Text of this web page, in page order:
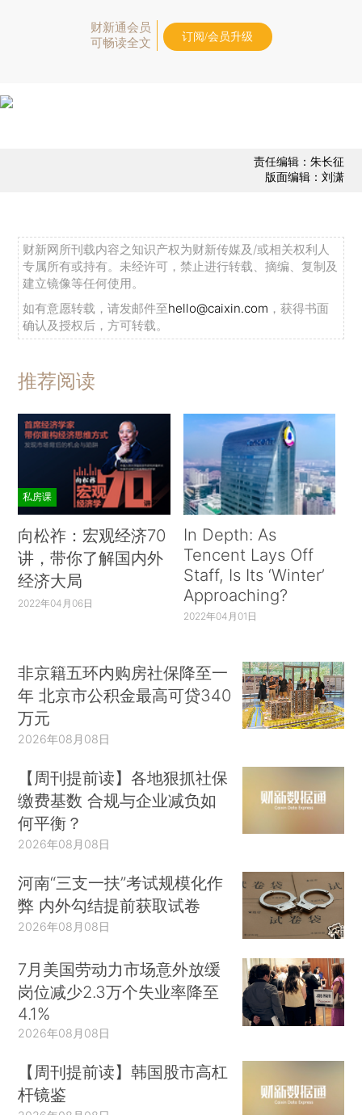
财新通会员
可畅读全文
订阅/会员升级
责任编辑：朱长征
版面编辑：刘潇
财新网所刊载内容之知识产权为财新传媒及/或相关权利人
专属所有或持有。未经许可，禁止进行转载、摘编、复制及
建立镜像等任何使用。
如有意愿转载，请发邮件至hello@caixin.com ，获得书面
确认及授权后，方可转载。
推荐阅读
私房课
向松祚：宏观经济70
讲，带你了解国内外
经济大局
2022年04月06日
In Depth: As
Tencent Lays Off
Staff, Is Its ‘Winter’
Approaching?
2022年04月01日
非京籍五环内购房社保降至一
年 北京市公积金最高可贷340
万元
2026年08月08日
【周刊提前读】各地狠抓社保
缴费基数 合规与企业减负如
何平衡？
2026年08月08日
河南“三支一扶”考试规模化作
弊 内外勾结提前获取试卷
2026年08月08日
7月美国劳动力市场意外放缓
岗位减少2.3万个失业率降至
4.1%
2026年08月08日
【周刊提前读】韩国股市高杠
杆镜鉴